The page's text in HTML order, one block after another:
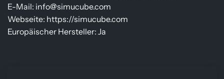
E-Mail: info@simucube.com
Webseite: https://simucube.com
Europäischer Hersteller: Ja